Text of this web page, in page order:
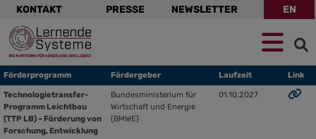
Zur
Navigation
springen
Zum
Hauptinhalt
springen
Zum
Footer
springen
überspringen
KONTAKT PRESSE NEWSLETTER EN
Förderprogramm Fördergeber Laufzeit Link
Technologietransfer-
Programm Leichtbau
(TTP LB) – Förderung von
Forschung, Entwicklung
Bundesministerium für
Wirtschaft und Energie
(BMWE)
01.10.2027